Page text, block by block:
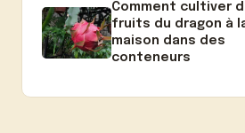
Comment cultiver
fruits du dragon à
maison dans des
conteneurs